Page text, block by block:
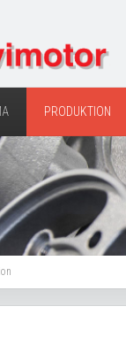
PRODUKTION